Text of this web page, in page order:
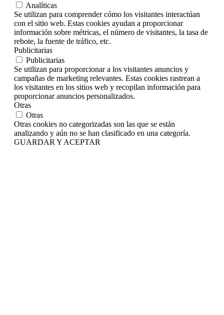
Analíticas
Se utilizan para comprender cómo los visitantes interactúan
con el sitio web. Estas cookies ayudan a proporcionar
información sobre métricas, el número de visitantes, la tasa de
rebote, la fuente de tráfico, etc.
Publicitarias
Publicitarias
Se utilizan para proporcionar a los visitantes anuncios y
campañas de marketing relevantes. Estas cookies rastrean a
los visitantes en los sitios web y recopilan información para
proporcionar anuncios personalizados.
Otras
Otras
Otras cookies no categorizadas son las que se están
analizando y aún no se han clasificado en una categoría.
GUARDAR Y ACEPTAR